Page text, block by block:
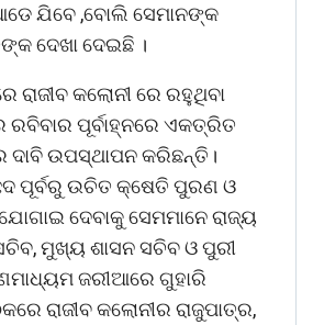
ଯିବେ ,ବୋଲି ସେମାନଙ୍କ
ଦେଖା ଦେଇଛି ।
ରାଜୀବ କଲୋନୀ ରେ ରହୁଥିବା
ରବିବାର ପୂର୍ବାହ୍ନରେ ଏକତ୍ରିତ
ଉପସ୍ଥାପନ କରିଛନ୍ତି।
ପୂର୍ବରୁ ଉଚିତ କ୍ଷେତି ପୁରଣ ଓ
ଦେବାକୁ ସେମମାନେ ରାଜ୍ୟ
ମୁଖ୍ୟ ଶାସନ ସଚିବ ଓ ପୁରୀ
ଜରୀଆରେ ଗୁହାରି
ରାଜୀବ କଲୋନୀର ରାଜୁପାତ୍ର,